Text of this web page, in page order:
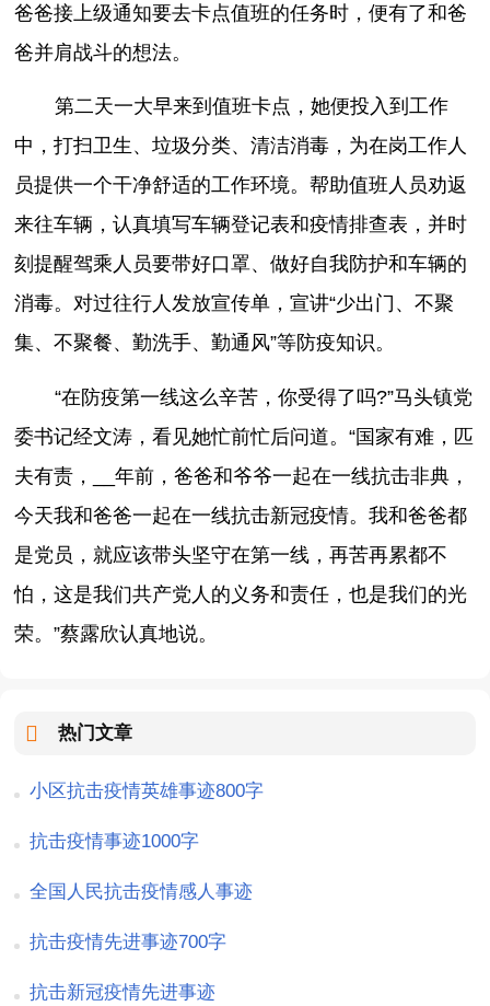
爸爸接上级通知要去卡点值班的任务时，便有了和爸
爸并肩战斗的想法。
第二天一大早来到值班卡点，她便投入到工作
中，打扫卫生、垃圾分类、清洁消毒，为在岗工作人
员提供一个干净舒适的工作环境。帮助值班人员劝返
来往车辆，认真填写车辆登记表和疫情排查表，并时
刻提醒驾乘人员要带好口罩、做好自我防护和车辆的
消毒。对过往行人发放宣传单，宣讲“少出门、不聚
集、不聚餐、勤洗手、勤通风”等防疫知识。
“在防疫第一线这么辛苦，你受得了吗?”马头镇党
委书记经文涛，看见她忙前忙后问道。“国家有难，匹
夫有责，__年前，爸爸和爷爷一起在一线抗击非典，
今天我和爸爸一起在一线抗击新冠疫情。我和爸爸都
是党员，就应该带头坚守在第一线，再苦再累都不
怕，这是我们共产党人的义务和责任，也是我们的光
荣。”蔡露欣认真地说。
热门文章
小区抗击疫情英雄事迹800字
抗击疫情事迹1000字
全国人民抗击疫情感人事迹
抗击疫情先进事迹700字
抗击新冠疫情先进事迹